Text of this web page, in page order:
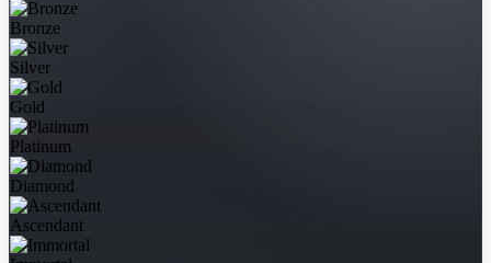
Bronze
Silver
Gold
Platinum
Diamond
Ascendant